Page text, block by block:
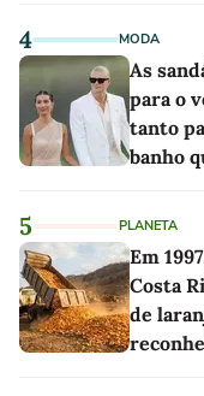
4 MODA
As
para o
tanto
banho
5 PLANETA
Em
Costa
de